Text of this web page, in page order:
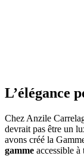
L’élégance
Chez Anzile
devrait pas être un
avons créé la
gamme accessible à